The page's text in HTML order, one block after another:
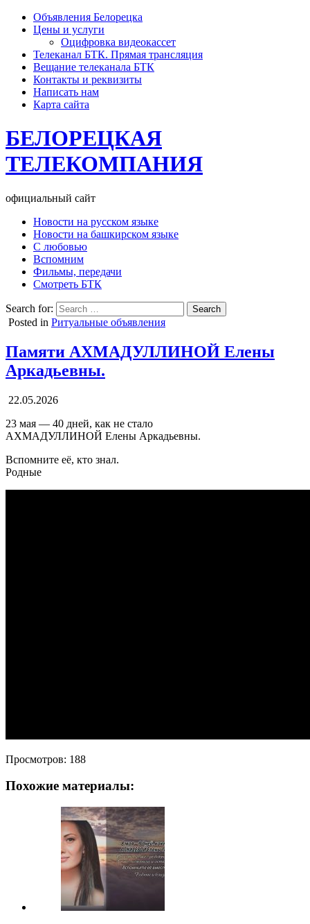
Объявления Белорецка
Цены и услуги
Оцифровка видеокассет
Телеканал БТК. Прямая трансляция
Вещание телеканала БТК
Контакты и реквизиты
Написать нам
Карта сайта
БЕЛОРЕЦКАЯ
ТЕЛЕКОМПАНИЯ
официальный сайт
Новости на русском языке
Новости на башкирском языке
С любовью
Вспомним
Фильмы, передачи
Смотреть БТК
Search for:
Posted in Ритуальные объявления
Памяти АХМАДУЛЛИНОЙ Елены
Аркадьевны.
22.05.2026
23 мая — 40 дней, как не стало
АХМАДУЛЛИНОЙ Елены Аркадьевны.
Вспомните её, кто знал.
Родные
Просмотров: 188
Похожие материалы: